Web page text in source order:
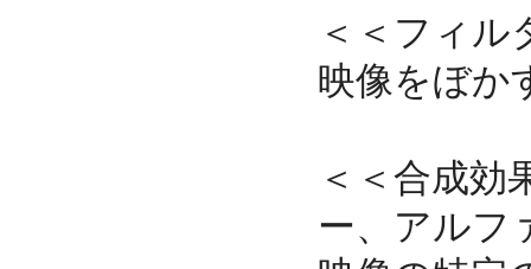
＜＜フィル
映像をぼか
＜＜合成効
ー、アルフ